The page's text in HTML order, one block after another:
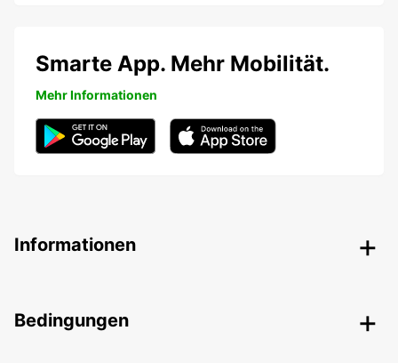
Smarte App. Mehr Mobilität.
Mehr Informationen
Informationen
Bedingungen